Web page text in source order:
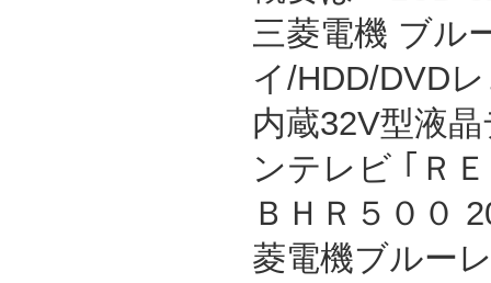
三菱電機 ブル
イ/HDD/DVD
内蔵32V型液
ンテレビ ｢Ｒ
ＢＨＲ５００
菱電機ブルー